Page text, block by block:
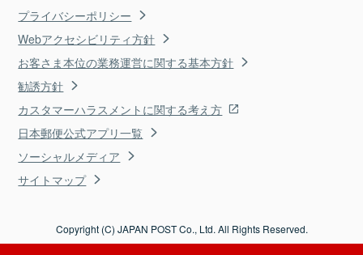
プライバシーポリシー
Webアクセシビリティ方針
お客さま本位の業務運営に関する基本方針
勧誘方針
カスタマーハラスメントに関する考え方
日本郵便公式アプリ一覧
ソーシャルメディア
サイトマップ
Copyright (C) JAPAN POST Co., Ltd. All Rights Reserved.